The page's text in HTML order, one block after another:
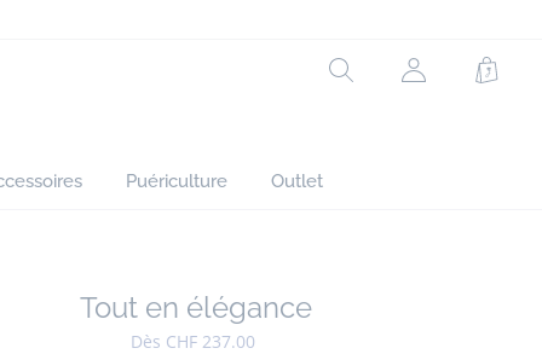
Rechercher
Mon
Puériculture Outlet
Ajouter à mes favoris : Tout en élégance
Tout en élégance
Dès CHF 237.00